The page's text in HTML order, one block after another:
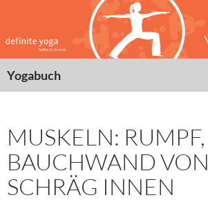
springen
Yogabuch
MUSKELN: RUMPF,
BAUCHWAND VON
SCHRÄG INNEN